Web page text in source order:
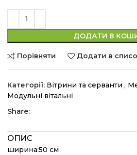
ДОДАТИ В
Порівняти Додати в
Категорії: Вітрини та серванти,
Модульні вітальні
Share:
ОПИС
ширина:50 см